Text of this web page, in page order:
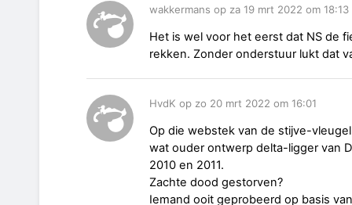
wakkermans op za 19 mrt 2022 om 18:13
Het is wel voor het eerst dat NS de
rekken. Zonder onderstuur lukt dat
HvdK op zo 20 mrt 2022 om 16:01
Op die webstek van de stijve-
wat ouder ontwerp delta-ligger van
2010 en 2011.
Zachte dood gestorven?
Iemand ooit geprobeerd op basis